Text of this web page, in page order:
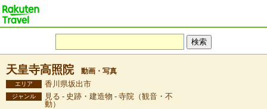
天皇寺高照院 動画・写真
エリア 香川県坂出市
ジャンル
見る - 史跡・建造物 - 寺院（観音・不
動）